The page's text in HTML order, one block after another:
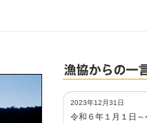
2023年12月31日
令和６年１月１日